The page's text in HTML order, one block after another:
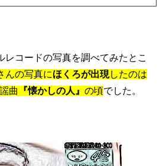
レコードの写真を調べてみたとこ
んの写真にほくろが出現したのは
曲 『懐かしの人』 の頃でした。